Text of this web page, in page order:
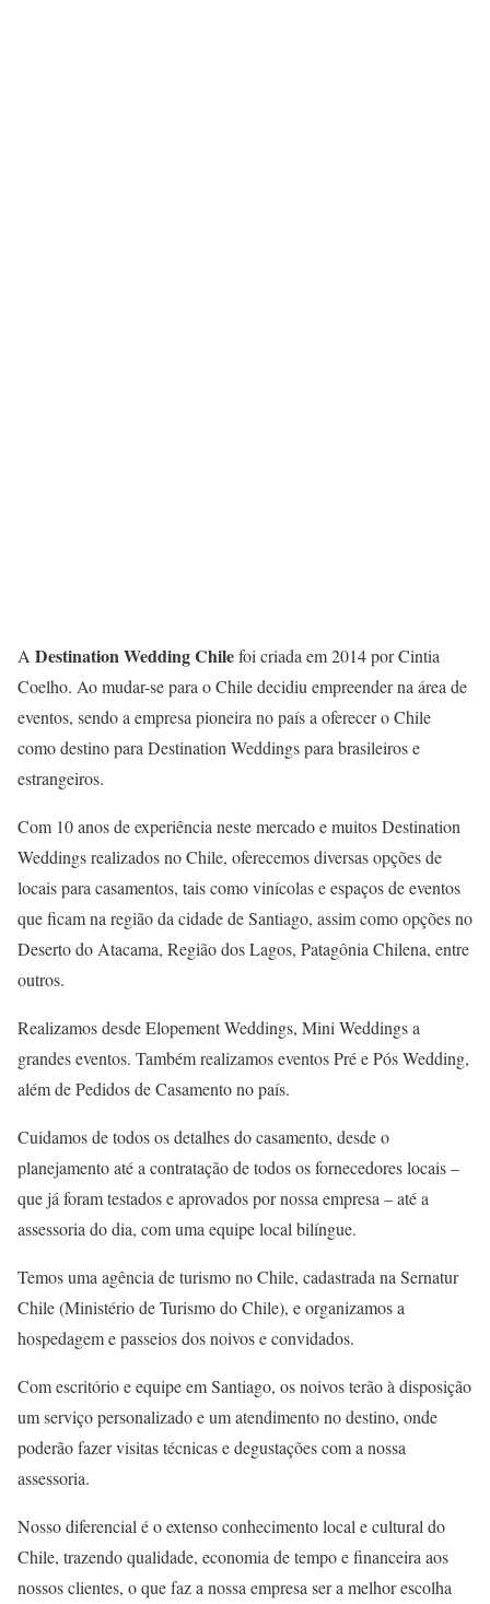
A Destination Wedding Chilefoi criada em 2014 por Cintia
Coelho. Ao mudar-se para o Chile decidiu empreender na área de
eventos, sendo a empresa pioneira no país a oferecer o Chile
como destino para Destination Weddings para brasileiros e
estrangeiros.
Com 10 anos de experiência neste mercado e muitos Destination
Weddings realizados no Chile, oferecemos diversas opções de
locais para casamentos, tais como vinícolas e espaços de eventos
que ficam na região da cidade de Santiago, assim como opções no
Deserto do Atacama, Região dos Lagos, Patagônia Chilena, entre
outros.
Realizamos desde Elopement Weddings, Mini Weddings a
grandes eventos. Também realizamos eventos Pré e Pós Wedding,
além de Pedidos de Casamento no país.
Cuidamos de todos os detalhes do casamento, desde o
planejamento até a contratação de todos os fornecedores locais –
que já foram testados e aprovados por nossa empresa – até a
assessoria do dia, com uma equipe local bilíngue.
Temos uma agência de turismo no Chile, cadastrada na Sernatur
Chile (Ministério de Turismo do Chile), e organizamos a
hospedagem e passeios dos noivos e convidados.
Com escritório e equipe em Santiago, os noivos terão à disposição
um serviço personalizado e um atendimento no destino, onde
poderão fazer visitas técnicas e degustações com a nossa
assessoria.
Nosso diferencial é o extenso conhecimento local e cultural do
Chile, trazendo qualidade, economia de tempo e financeira aos
nossos clientes, o que faz a nossa empresa ser a melhor escolha